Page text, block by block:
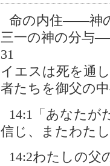
命の内住――神
三一の神の分与
31
イエスは死を通
者たちを御父の
14:1「あなたが
信じ、またわた
14:2わたしの父